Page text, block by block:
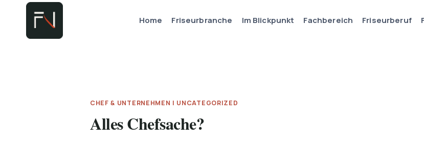
springen
Home Friseurbranche Im Blickpunkt Fachbereich Friseurberuf
CHEF & UNTERNEHMEN | UNCATEGORIZED
Alles Chefsache?